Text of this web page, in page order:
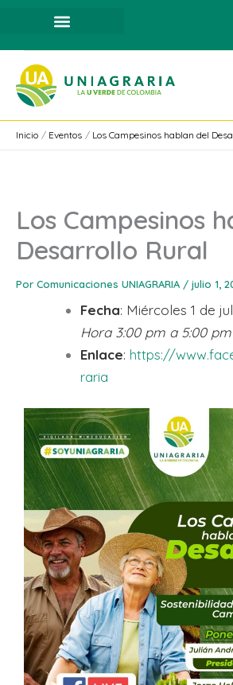
contenido
Inicio Eventos Los Campesinos hablan del
Los Campesinos
Desarrollo Rural
Por Comunicaciones UNIAGRARIA / julio 1,
Fecha: Miércoles 1 de
Hora 3:00 pm a 5:00 pm
Enlace: https://
raria